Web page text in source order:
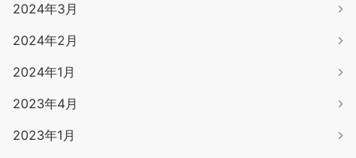
2024年3月
2024年2月
2024年1月
2023年4月
2023年1月